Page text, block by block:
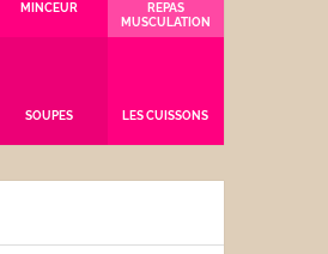
MINCEUR
REPAS
MUSCULATION
SOUPES LES CUISSONS